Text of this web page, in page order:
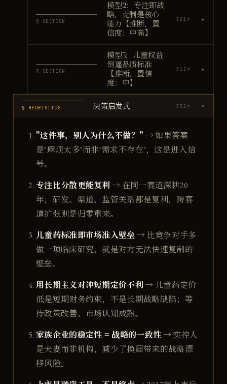
§ SECTION
模型2：专注即战
略，克制是核心
能力【推断，置
信度：中高】
321字 ▶
§ SECTION
模型3：儿童权益
倒逼品质标准
【推断，置信
度：中】
312字 ▶
§ HEURISTICS 决策启发式 352字 ▶
"这件事，别人为什么不做？" → 如果答案
是"麻烦太多"而非"需求不存在"，这是进入信
号。
专注比分散更能复利→ 在同一赛道深耕20
年，研发、渠道、监管关系都是复利，跨赛
道扩张则是归零重来。
儿童药标准即市场准入壁垒 → 比竞争对手多
做一项临床研究，就是对方无法快速复制的
壁垒。
用长期主义对冲短期定价不利→ 儿童药定价
低是短期财务约束，不是长期战略缺陷；等
待政策改善、市场认知成熟。
家族企业的稳定性 = 战略的一致性→ 实控人
是夫妻而非机构，减少了换届带来的战略漂
移风险。